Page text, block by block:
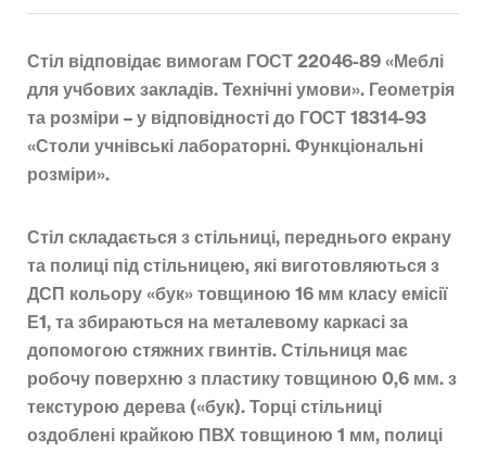
Стіл відповідає вимогам ГОСТ 22046-89 «Меблі
для учбових закладів. Технічні умови». Геометрія
та розміри – у відповідності до ГОСТ 18314-93
«Столи учнівські лабораторні. Функціональні
розміри».
Стіл складається з стільниці, переднього екрану
та полиці під стільницею, які виготовляються з
ДСП кольору «бук» товщиною 16 мм класу емісії
Е1, та збираються на металевому каркасі за
допомогою стяжних гвинтів. Стільниця має
робочу поверхню з пластику товщиною 0,6 мм. з
текстурою дерева («бук). Торці стільниці
оздоблені крайкою ПВХ товщиною 1 мм, полиці